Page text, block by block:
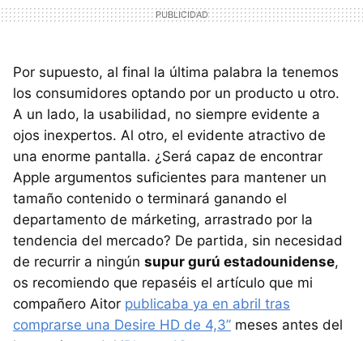
Por supuesto, al final la última palabra la tenemos
los consumidores optando por un producto u otro.
A un lado, la usabilidad, no siempre evidente a
ojos inexpertos. Al otro, el evidente atractivo de
una enorme pantalla. ¿Será capaz de encontrar
Apple argumentos suficientes para mantener un
tamaño contenido o terminará ganando el
departamento de márketing, arrastrado por la
tendencia del mercado? De partida, sin necesidad
de recurrir a ningún supur gurú estadounidense,
os recomiendo que repaséis el artículo que mi
compañero Aitor publicaba ya en abril tras
comprarse una Desire HD de 4,3” meses antes del